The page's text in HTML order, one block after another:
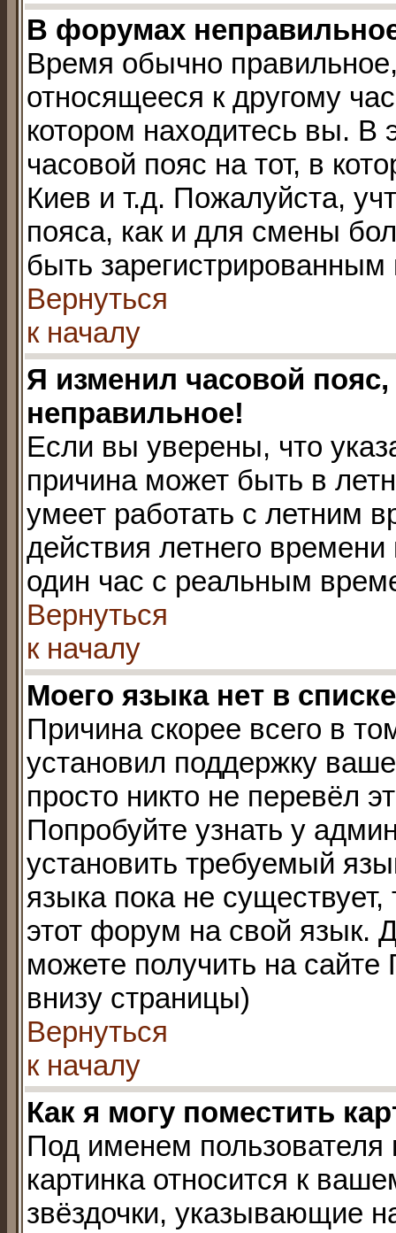
В форумах
Время обычно
относящееся к другому
котором находитесь вы. В
часовой пояс на тот, в
Киев и т.д. Пожалуйста,
пояса, как и для смены
быть зарегистрированным
Вернуться
к началу
Я изменил часовой
неправильное!
Если вы уверены, что
причина может быть в
умеет работать с летним
действия летнего
один час с реальным
Вернуться
к началу
Моего языка нет в
Причина скорее всего в
установил поддержку
просто никто не перевёл
Попробуйте узнать у
установить требуемый
языка пока не
этот форум на свой
можете получить на
внизу страницы)
Вернуться
к началу
Как я могу поместить
Под именем пользователя
картинка относится к
звёздочки, указывающие